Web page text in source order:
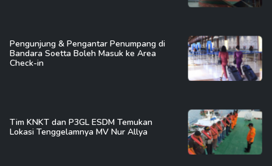
Pengunjung & Pengantar Penumpang di
Bandara Soetta Boleh Masuk ke Area
Check-in
Tim KNKT dan P3GL ESDM Temukan
Lokasi Tenggelamnya MV Nur Allya